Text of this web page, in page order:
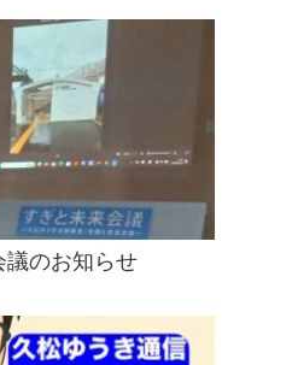
議のお知らせ